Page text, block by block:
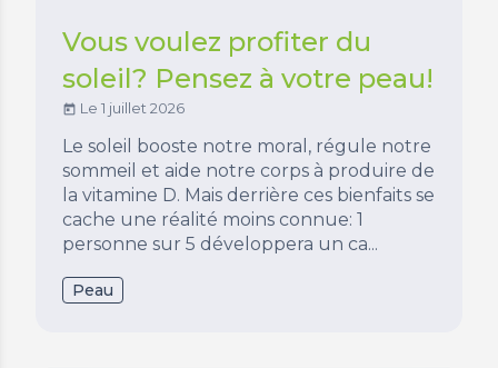
Vous voulez profiter du
soleil? Pensez à votre peau!
today Le 1 juillet 2026
Le soleil booste notre moral, régule notre
sommeil et aide notre corps à produire de
la vitamine D. Mais derrière ces bienfaits se
cache une réalité moins connue: 1
personne sur 5 développera un ca...
Peau